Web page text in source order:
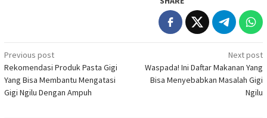
Post
navigation
Previous post
Rekomendasi Produk Pasta Gigi
Yang Bisa Membantu Mengatasi
Gigi Ngilu Dengan Ampuh
Next post
Waspada! Ini Daftar Makanan Yang
Bisa Menyebabkan Masalah Gigi
Ngilu